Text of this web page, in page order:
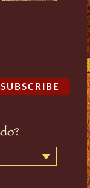
SUBSCRIBE